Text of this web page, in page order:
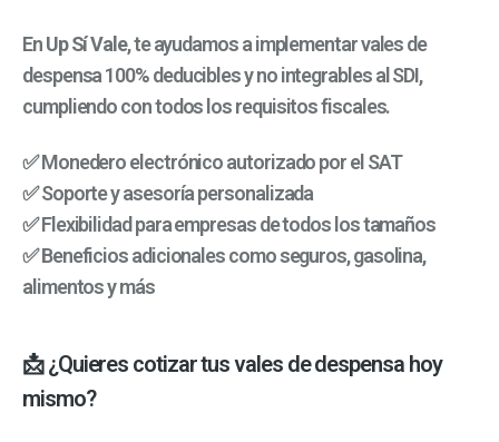
EnUp Sí Vale, te ayudamos a implementar vales de
despensa 100% deducibles y no integrables al SDI,
cumpliendo con todos los requisitos fiscales.
✅ Monedero electrónico autorizado por el SAT
✅ Soporte y asesoría personalizada
✅ Flexibilidad para empresas de todos los tamaños
✅ Beneficios adicionales como seguros, gasolina,
alimentos y más
📩 ¿Quieres cotizar tus vales de despensa hoy
mismo?